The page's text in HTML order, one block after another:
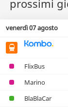
prossimi
venerdì 07 agosto
FlixBus
Marino
BlaBlaCar